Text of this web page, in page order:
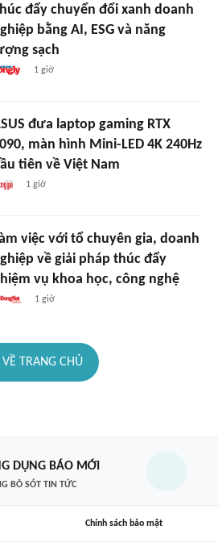
đẩy chuyển đổi xanh doanh
bằng AI, ESG và năng
sạch
1 giờ
đưa laptop gaming RTX
màn hình Mini-LED 4K 240Hz
tiên về Việt Nam
1 giờ
việc với tổ chuyên gia, doanh
về giải pháp thúc đẩy
vụ khoa học, công nghệ
1 giờ
VỀ TRANG CHỦ
DỤNG BÁO MỚI
BỎ SÓT TIN TỨC
Chính sách bảo mật